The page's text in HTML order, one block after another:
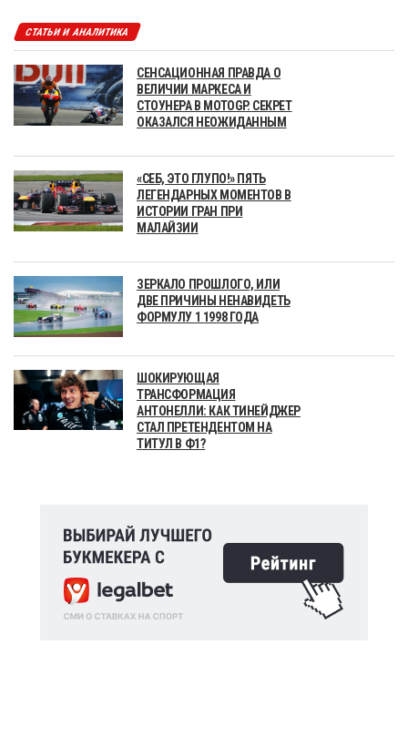
СТАТЬИ И АНАЛИТИКА
СЕНСАЦИОННАЯ ПРАВДА О
ВЕЛИЧИИ МАРКЕСА И
СТОУНЕРА В MOTOGP. СЕКРЕТ
ОКАЗАЛСЯ НЕОЖИДАННЫМ
«СЕБ, ЭТО ГЛУПО!» ПЯТЬ
ЛЕГЕНДАРНЫХ МОМЕНТОВ В
ИСТОРИИ ГРАН ПРИ
МАЛАЙЗИИ
ЗЕРКАЛО ПРОШЛОГО, ИЛИ
ДВЕ ПРИЧИНЫ НЕНАВИДЕТЬ
ФОРМУЛУ 1 1998 ГОДА
ШОКИРУЮЩАЯ
ТРАНСФОРМАЦИЯ
АНТОНЕЛЛИ: КАК ТИНЕЙДЖЕР
СТАЛ ПРЕТЕНДЕНТОМ НА
ТИТУЛ В Ф1?